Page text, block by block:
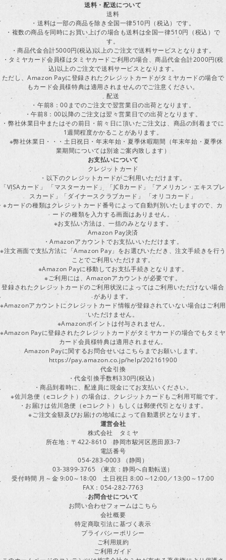
送料・配送について
送料
・送料は一部の商品を除き全国一律510円（税込）です。
・複数の商品を同時にお買い上げの場合も送料は全国一律510円（税込）で
す。
・商品代金合計5000円(税込)以上のご注文で送料サービスとなります。
・タミヤカード会員様はタミヤカードご利用の場合、商品代金合計2000円(税
込)以上のご注文で送料サービスとなります。
ただし、Amazon Payに登録されたクレジットカードがタミヤカードの場合で
もカード会員様特典は適用されませんのでご注意ください。
配送
・午前8：00までのご注文で翌営業日の出荷となります。
・午前8：00以降のご注文は翌々営業日での出荷となります。
・弊社休業日中またはその前日・前々日に頂いたご注文は、商品の到着までに
1週間程度かかることがあります。
※弊社休業日・・・土日祝日・年末年始・夏季休暇期間（年末年始・夏季休
業期間については別途ご案内致します）
お支払いについて
クレジットカード
・以下のクレジットカードがご利用いただけます。
「VISAカード」 「マスターカード」 「JCBカード」「アメリカン・エキスプレ
スカード」「ダイナースクラブカード」 「オリコカード」
※カードの種類はクレジットカード番号によって自動判別いたしますので、カ
ードの種類を入力する画面はありません。
※お支払い方法は、一括のみとなります。
Amazon Pay決済
・Amazonアカウントでお支払いいただけます。
※注文画面で支払方法に「Amazon Pay」をお選びいただき、注文手続きを行う
ことでご利用いただけます。
※Amazon Payに移動してお支払手続きとなります。
※ご利用には、Amazonアカウントが必要です。
登録されたクレジットカードのご利用状況によってはご利用いただけない場合
があります。
※Amazonアカウントにクレジットカード情報が登録されていない場合はご利用
いただけません。
※Amazonポイントは付与されません。
※Amazon Payに登録されたクレジットカードがタミヤカードの場合でもタミヤ
カード会員様特典は適用されません。
Amazon Payに関するお問合せいはこちらまでお願いします。
https://pay.amazon.co.jp/help/202161900
代金引換
・代金引換手数料330円(税込）
・商品到着時に、配達員に現金にてお支払いください。
※佐川急便（eコレクト）の場合は、クレジットカードもご利用可能です。
・お届けは佐川急便（eコレクト）もしくは郵便代引となります。
※ご注文金額及びお届けの地域によって自動選択となります。
運営会社
株式会社 タミヤ
所在地：〒422-8610 静岡市駿河区恩田原3-7
電話番号
054-283-0003 （静岡）
03-3899-3765 （東京：静岡へ自動転送）
受付時間 月～金 9:00～18:00 土日祝日 8:00～12:00／13:00～17:00
FAX：054-282-7763
お問合せについて
お問い合わせフォームはこちら
会社概要
特定商取引法に基づく表示
プライバシーポリシー
ご利用規約
ご利用ガイド